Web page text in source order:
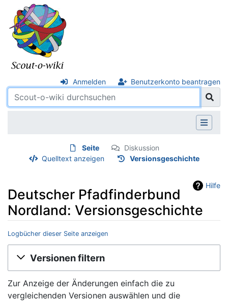
Anmelden Benutzerkonto beantragen
Seite
Diskussion
Quelltext anzeigen
Versionsgeschichte
Hilfe
Deutscher Pfadfinderbund
Nordland: Versionsgeschichte
Logbücher dieser Seite anzeigen
Wechseln zu:Navigation,Suche
Versionen filtern
Zur Anzeige der Änderungen einfach die zu
vergleichenden Versionen auswählen und die